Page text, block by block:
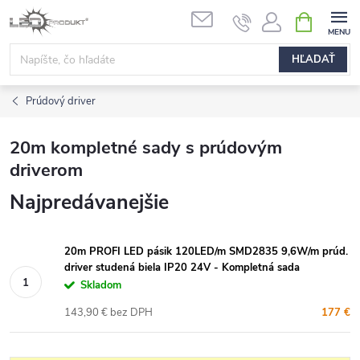
Prejsť
na
obsah
HĽADAŤ
KOŠÍK
Prúdový driver
20m kompletné sady s prúdovým
driverom
Najpredávanejšie
20m PROFI LED pásik 120LED/m SMD2835 9,6W/m prúd.
driver studená biela IP20 24V - Kompletná sada
Skladom
177 €
143,90 € bez DPH